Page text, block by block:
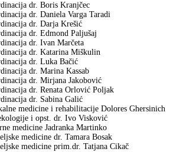
dr. Boris Kranjčec
dr. Daniela Varga Taradi
dr. Darja Krešić
dr. Edmond Paljušaj
dr. Ivan Marčeta
dr. Katarina Miškulin
dr. Luka Bačić
dr. Marina Kassab
dr. Mirjana Jakobović
dr. Renata Orlović Poljak
dr. Sabina Galić
medicine i rehabilitacije Dolores Ghersinich
i opst. dr. Ivo Visković
medicine Jadranka Martinko
medicine dr. Tamara Bosak
medicine prim.dr. Tatjana Cikač